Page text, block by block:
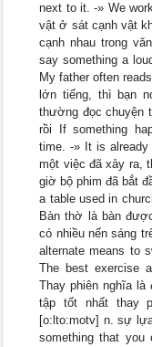
next to it. -» We
vật ở sát cạnh vật
cạnh nhau trong
say something a
My father often
lớn tiếng, thì bạn
thường đọc chuyện
rồi If something
time. -» It is already
một việc đã xảy ra,
giờ bộ phim đã bắt
a table used in
Bàn thờ là bàn
có nhiều nến sáng
alternate means to
The best exercise
Thay phiên nghĩa
tập tốt nhất thay
[o:lto:motv] n. sự
something that you